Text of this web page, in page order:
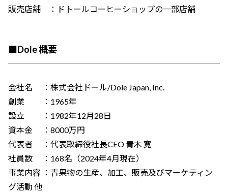
販売店舗 ：ドトールコーヒーショップの一部店舗
■Dole 概要
会社名 ：株式会社ドール/Dole Japan, Inc.
創業 ：1965年
設立 ：1982年12月28日
資本金 ：8000万円
代表者 ：代表取締役社長CEO 青木 寛
社員数 ：168名（2024年4月現在）
事業内容 ：青果物の生産、加工、販売及びマーケティン
グ活動 他